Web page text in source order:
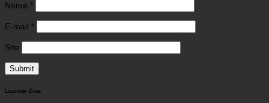
Nome *
E-mail *
Site
Luzimar Dias